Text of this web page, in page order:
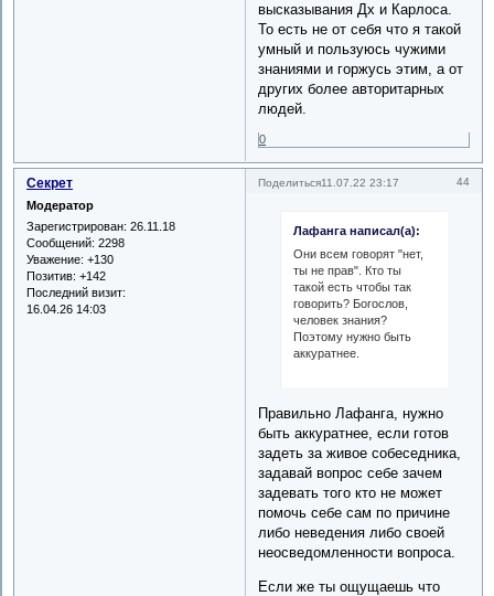
высказывания Дх и Карлоса.
То есть не от себя что я такой
умный и пользуюсь чужими
знаниями и горжусь этим, а от
других более авторитарных
людей.
0
Поделиться 44
11.07.22 23:17
Секрет
Модератор
Зарегистрирован: 26.11.18
Сообщений: 2298
Уважение: +130
Позитив: +142
Последний визит:
16.04.26 14:03
Лафанга написал(а):
Они всем говорят "нет,
ты не прав". Кто ты
такой есть чтобы так
говорить? Богослов,
человек знания?
Поэтому нужно быть
аккуратнее.
Правильно Лафанга, нужно
быть аккуратнее, если готов
задеть за живое собеседника,
задавай вопрос себе зачем
задевать того кто не может
помочь себе сам по причине
либо неведения либо своей
неосведомленности вопроса.
Если же ты ощущаешь что